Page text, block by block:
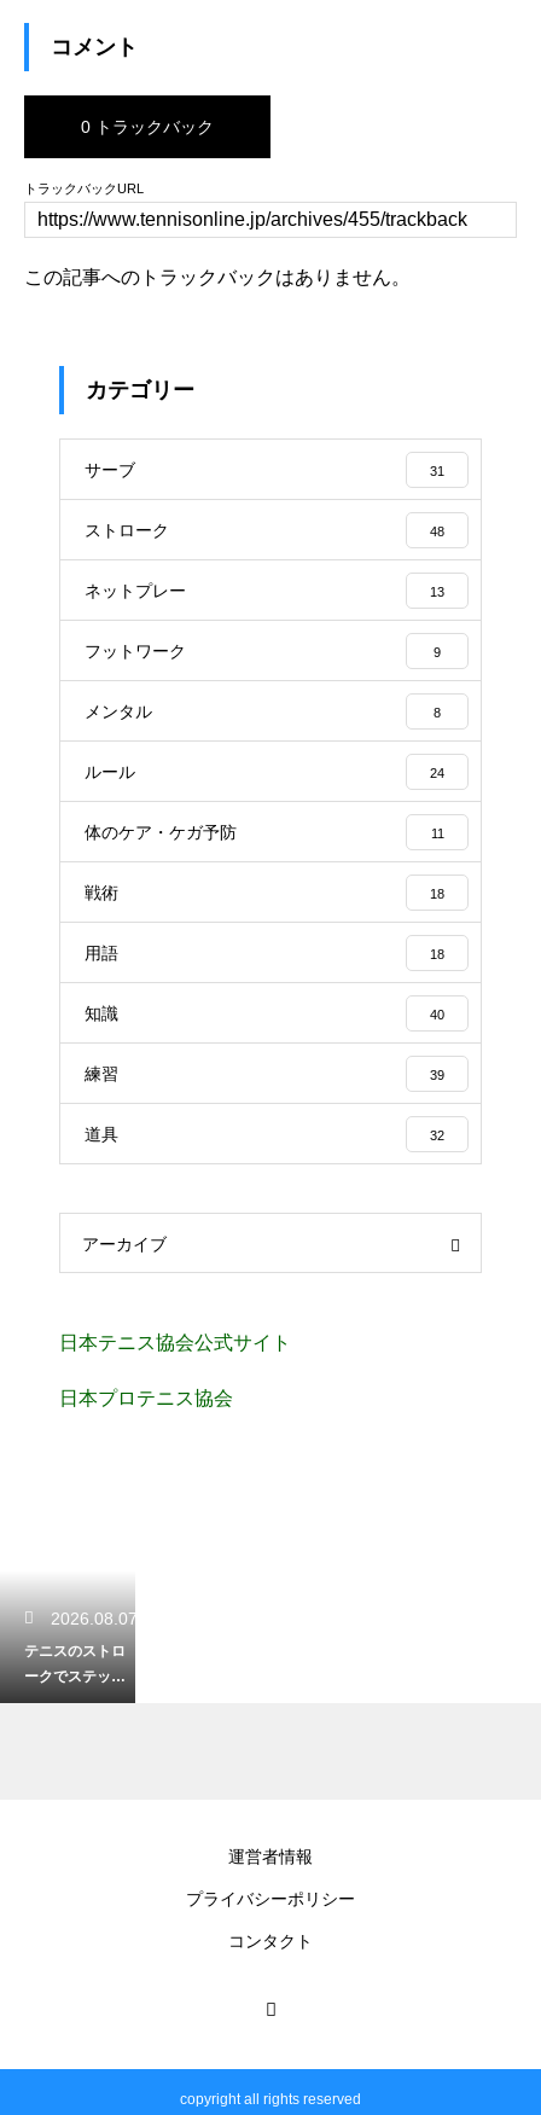
コメント
0 トラックバック
トラックバックURL
この記事へのトラックバックはありません。
カテゴリー
サーブ 31
ストローク 48
ネットプレー 13
フットワーク 9
メンタル 8
ルール 24
体のケア・ケガ予防 11
戦術 18
用語 18
知識 40
練習 39
道具 32
アーカイブ
日本テニス協会公式サイト
日本プロテニス協会
2026.08.07
テニスのストロ
ークでステップ
インして打つ！
運営者情報
プライバシーポリシー
コンタクト
copyright all rights reserved